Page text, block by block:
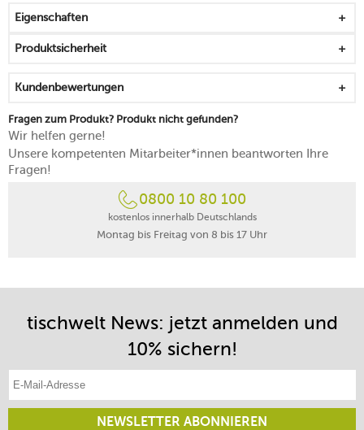
Frühstückseier
für einen leckeren und unbeschwerten Start in den Tag
mikrowellentauglich
spülmaschinenfest
Eigenschaften
Produktsicherheit
Kundenbewertungen
Fragen zum Produkt? Produkt nicht gefunden?
Wir helfen gerne!
Unsere kompetenten Mitarbeiter*innen beantworten Ihre
Fragen!
0800 10 80 100
kostenlos innerhalb Deutschlands
Montag bis Freitag von 8 bis 17 Uhr
tischwelt News: jetzt anmelden und
10% sichern!
NEWSLETTER ABONNIEREN